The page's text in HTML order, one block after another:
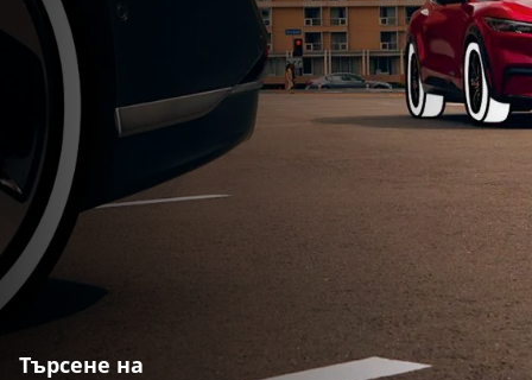
Търсене на